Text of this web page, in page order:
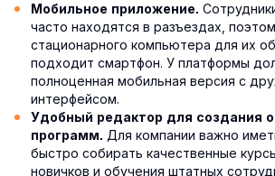
Мобильное приложение.
часто находятся в разъездах,
стационарного компьютера для их
подходит смартфон. У платформы
полноценная мобильная версия с
интерфейсом.
Удобный редактор для создания
программ. Для компании важно
быстро собирать качественные
новичков и обучения штатных